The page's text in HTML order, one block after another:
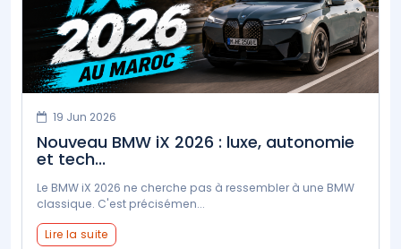
19 Jun 2026
Nouveau BMW iX 2026 : luxe, autonomie
et tech...
Le BMW iX 2026 ne cherche pas à ressembler à une BMW
classique. C'est précisémen...
Lire la suite